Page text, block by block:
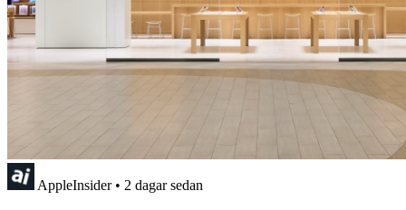
AppleInsider • 2 dagar sedan